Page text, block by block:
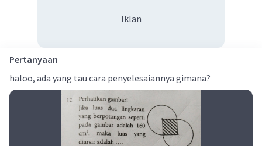
Iklan
Pertanyaan
haloo, ada yang tau cara penyelesaiannya gimana?